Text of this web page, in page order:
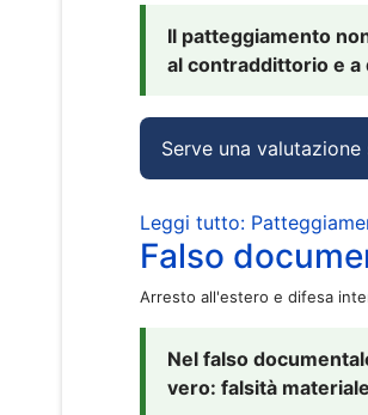
Il patteggiamento
al contraddittorio e a
Serve una
Leggi tutto:
Falso
Arresto all'estero e difesa
Nel falso
vero: falsità